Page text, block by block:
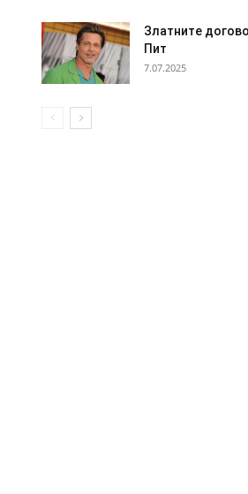
Златните
Пит
7.07.2025